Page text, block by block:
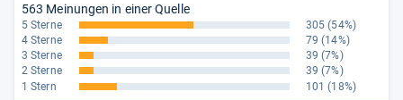
563 Meinungen in einer Quelle
5 Sterne 305 (54%)
4 Sterne
79 (14%)
3 Sterne
39 (7%)
2 Sterne
39 (7%)
1 Stern
101 (18%)